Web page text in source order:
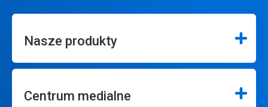
Nasze produkty
Centrum medialne